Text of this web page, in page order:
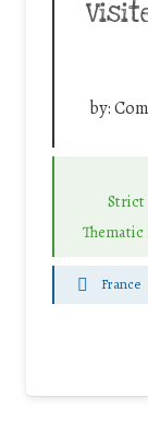
by:
Strict
Thematic
France